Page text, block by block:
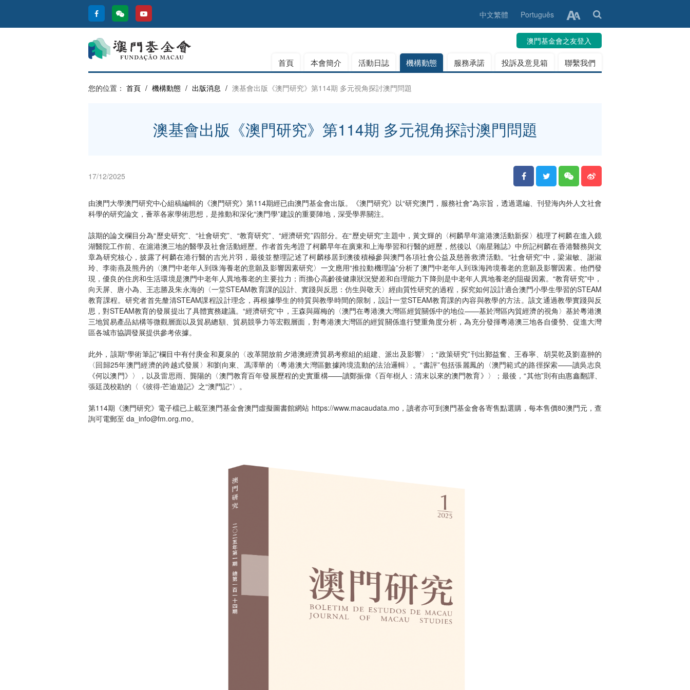
中文繁體 Português
澳門基金會之友登入
首頁 本會簡介 活動日誌 機構動態 服務承諾 投訴及意見箱 聯繫我們
您的位置： 首頁 / 機構動態 / 出版消息 / 澳基會出版《澳門研究》第114期 多元視角探討澳門問題
澳基會出版《澳門研究》第114期 多元視角探討澳門問題
17/12/2025
由澳門大學澳門研究中心組稿編輯的《澳門研究》第114期經已由澳門基金會出版。《澳門研究》以“研究澳門，服務社會”為宗旨，透過選編、刊登海內外人文社會
科學的研究論文，薈萃各家學術思想，是推動和深化“澳門學”建設的重要陣地，深受學界關注。
該期的論文欄目分為“歷史研究”、“社會研究”、“教育研究”、“經濟研究”四部分。在“歷史研究”主題中，黃文輝的〈柯麟早年滬港澳活動新探〉梳理了柯麟在進入鏡
湖醫院工作前、在滬港澳三地的醫學及社會活動經歷。作者首先考證了柯麟早年在廣東和上海學習和行醫的經歷，然後以《南星雜誌》中所記柯麟在香港醫務與文
章為研究核心，披露了柯麟在港行醫的吉光片羽，最後並整理記述了柯麟移居到澳後積極參與澳門各項社會公益及慈善救濟活動。“社會研究”中，梁淑敏、謝淑
玲、李衛燕及熊丹的〈澳門中老年人到珠海養老的意願及影響因素研究〉一文應用“推拉動機理論”分析了澳門中老年人到珠海跨境養老的意願及影響因素。他們發
現，優良的住房和生活環境是澳門中老年人異地養老的主要拉力；而擔心高齡後健康狀況變差和自理能力下降則是中老年人異地養老的阻礙因素。“教育研究”中，
向天屏、唐小為、王志勝及朱永海的〈一堂STEAM教育課的設計、實踐與反思：仿生與敬天〉經由質性研究的過程，探究如何設計適合澳門小學生學習的STEAM
教育課程。研究者首先釐清STEAM課程設計理念，再根據學生的特質與教學時間的限制，設計一堂STEAM教育課的內容與教學的方法。該文通過教學實踐與反
思，對STEAM教育的發展提出了具體實務建議。“經濟研究”中，王森與羅梅的〈澳門在粵港澳大灣區經貿關係中的地位——基於灣區內貿經濟的視角〉基於粵港澳
三地貿易產品結構等微觀層面以及貿易總額、貿易競爭力等宏觀層面，對粵港澳大灣區的經貿關係進行雙重角度分析，為充分發揮粵港澳三地各自優勢、促進大灣
區各城市協調發展提供參考依據。
此外，該期“學術筆記”欄目中有付庚金和夏泉的〈改革開放前夕港澳經濟貿易考察組的組建、派出及影響〉；“政策研究”刊出鄞益奮、王春寧、胡昊乾及劉嘉翀的
〈回歸25年澳門經濟的跨越式發展〉和劉向東、馮澤華的〈粵港澳大灣區數據跨境流動的法治邏輯〉。“書評”包括張麗鳳的〈澳門範式的路徑探索——讀吳志良
《何以澳門》〉，以及雷思雨、龔陽的〈澳門教育百年發展歷程的史實重構——讀鄭振偉《百年樹人：清末以來的澳門教育》〉；最後，“其他”則有由惠鑫翻譯、
張廷茂校勘的〈《彼得‧芒迪遊記》之“澳門記”〉。
第114期《澳門研究》電子檔已上載至澳門基金會澳門虛擬圖書館網站 https://www.macaudata.mo ，讀者亦可到澳門基金會各寄售點選購，每本售價80澳門元，查
詢可電郵至 da_info@fm.org.mo。